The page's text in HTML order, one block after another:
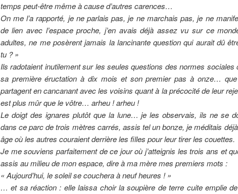
temps peut-être même à cause d’autres carences…
On me l’a rapporté, je ne parlais pas, je ne marchais pas, je ne
de lien avec l’espace proche, j’en avais déjà assez vu sur ce
adultes, ne me posèrent jamais la lancinante question qui aurait dû
tu ? »
Ils radotaient inutilement sur les seules questions des normes sociales
sa première éructation à dix mois et son premier pas à onze…
partagent en cancanant avec les voisins quant à la précocité de leur
est plus mûr que le vôtre… arheu ! arheu !
Le doigt des ignares plutôt que la lune… je les observais, ils ne se
dans ce parc de trois mètres carrés, assis tel un bonze, je méditais
âge où les autres couraient derrière les filles pour leur tirer les couettes.
Je me souviens parfaitement de ce jour où j’atteignis les trois ans et
assis au milieu de mon espace, dire à ma mère mes premiers mots :
« Aujourd’hui, le soleil se couchera à neuf heures ! »
… et sa réaction : elle laissa choir la soupière de terre cuite emplie